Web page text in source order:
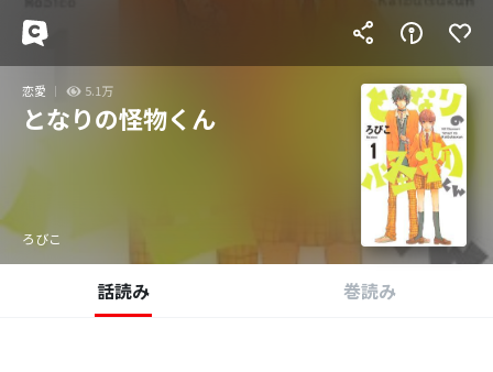
恋愛 5.1万
となりの怪物くん
ろびこ
話読み 巻読み